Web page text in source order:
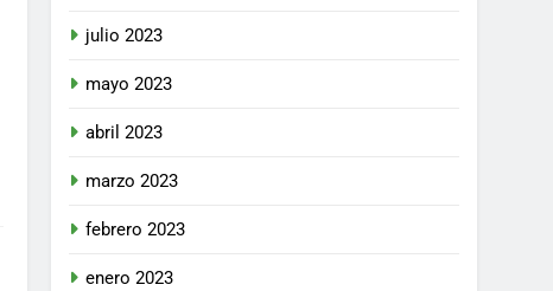
julio 2023
mayo 2023
abril 2023
marzo 2023
febrero 2023
enero 2023